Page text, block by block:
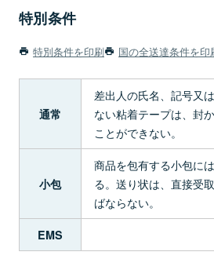
特別条件
特別条件を印刷 国の全送達条件を印
通常
差出人の氏名、記号又
ない粘着テープは、封
ことができない。
小包
商品を包有する小包に
る。送り状は、直接受
ばならない。
EMS